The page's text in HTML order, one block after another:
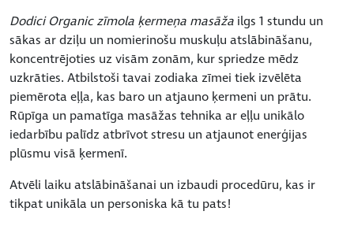
Dodici Organic zīmola ķermeņa masāža ilgs 1 stundu un
sākas ar dziļu un nomierinošu muskuļu atslābināšanu,
koncentrējoties uz visām zonām, kur spriedze mēdz
uzkrāties. Atbilstoši tavai zodiaka zīmei tiek izvēlēta
piemērota eļļa, kas baro un atjauno ķermeni un prātu.
Rūpīga un pamatīga masāžas tehnika ar eļļu unikālo
iedarbību palīdz atbrīvot stresu un atjaunot enerģijas
plūsmu visā ķermenī.
Atvēli laiku atslābināšanai un izbaudi procedūru, kas ir
tikpat unikāla un personiska kā tu pats!